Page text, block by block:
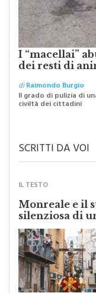
I “macellai”
dei resti di
diRaimondo Burgio
Il grado di pulizia di
civiltà dei cittadini
SCRITTI DA VOI
IL TESTO
Monreale e il
silenziosa di